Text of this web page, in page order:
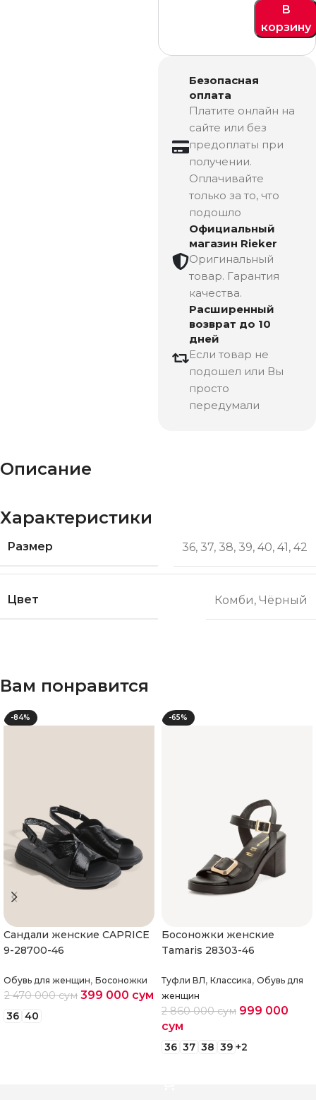
В
корзину
Безопасная
оплата
Платите онлайн на
сайте или без
предоплаты при
получении.
Оплачивайте
только за то, что
подошло
Официальный
магазин Rieker
Оригинальный
товар. Гарантия
качества.
Расширенный
возврат до 10
дней
Если товар не
подошел или Вы
просто
передумали
Описание
Характеристики
Размер 36, 37, 38, 39, 40, 41, 42
Цвет Комби, Чёрный
Вам понравится
-84%
Cандали женские CAPRICE
9-28700-46
Обувь для женщин, Босоножки
2 470 000сум 399 000 сум
36 40
-65%
Босоножки женские
Tamaris 28303-46
Туфли ВЛ, Классика, Обувь для
женщин
2 860 000сум 999 000
сум
36 37 38 39 +2